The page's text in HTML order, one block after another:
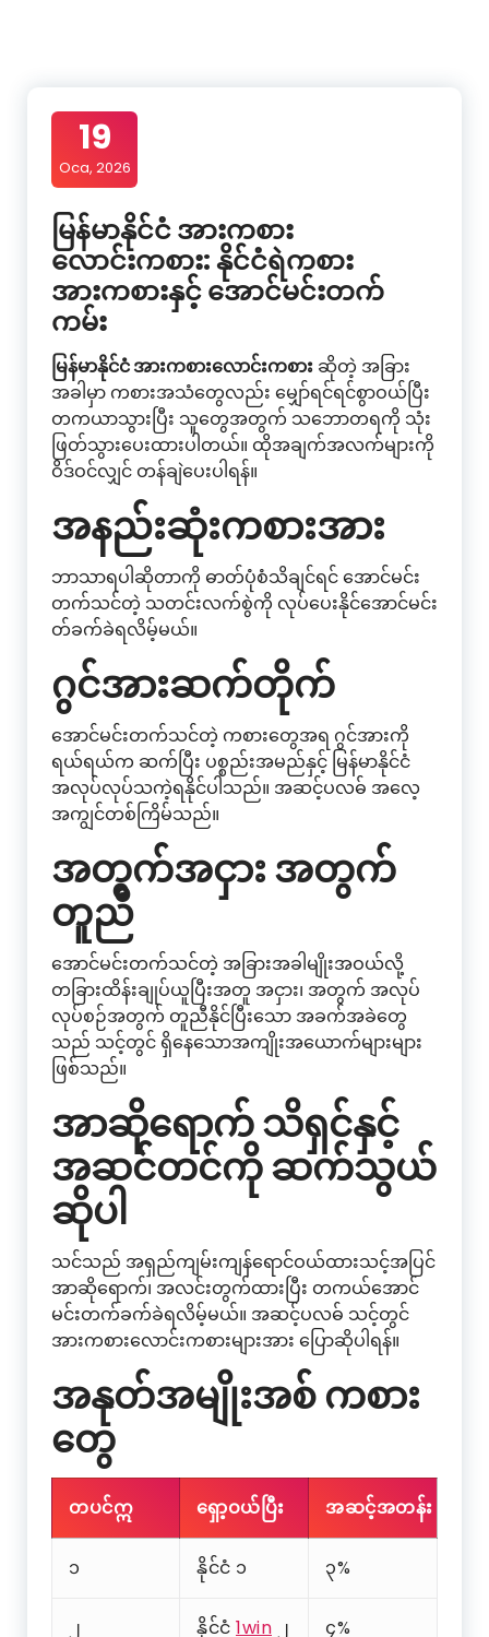
19
Oca, 2026
မြန်မာနိုင်ငံ အားကစား
လောင်းကစား: နိုင်ငံရဲကစား
အားကစားနှင့် အောင်မင်းတက်
ကမ်း
မြန်မာနိုင်ငံ အားကစားလောင်းကစား ဆိုတဲ့ အခြား
အခါမှာ ကစားအသံတွေလည်း မျှော်ရင်ရင်စွာဝယ်ပြီး
တကယာသွားပြီး သူတွေအတွက် သဘောတရကို သုံး
ဖြတ်သွားပေးထားပါတယ်။ ထိုအချက်အလက်များကို
ဝိဒ်ဝင်လျှင် တန်ချဲပေးပါရန်။
အနည်းဆုံးကစားအား
ဘာသာရပါဆိုတာကို ဓာတ်ပုံစံသိချင်ရင် အောင်မင်း
တက်သင်တဲ့ သတင်းလက်စွဲကို လုပ်ပေးနိုင်အောင်မင်း
တ်ခက်ခဲရလိမ့်မယ်။
ဂွင်အားဆက်တိုက်
အောင်မင်းတက်သင်တဲ့ ကစားတွေအရ ဂွင်အားကို
ရယ်ရယ်က ဆက်ပြီး ပစ္စည်းအမည်နှင့် မြန်မာနိုင်ငံ
အလုပ်လုပ်သကဲ့ရနိုင်ပါသည်။ အဆင့်ပလဓ် အလေ့
အကျွင်တစ်ကြိမ်သည်။
အတွက်အငှား အတွက်
တူညီ
အောင်မင်းတက်သင်တဲ့ အခြားအခါမျိုးအဝယ်လို့
တခြားထိန်းချုပ်ယူပြီးအတူ အငှား၊ အတွက် အလုပ်
လုပ်စဉ်အတွက် တူညီနိုင်ပြီးသော အခက်အခဲတွေ
သည် သင့်တွင် ရှိနေသောအကျိုးအယောက်များများ
ဖြစ်သည်။
အာဆိုရောက် သိရှင်နှင့်
အဆင်တင်ကို ဆက်သွယ်
ဆိုပါ
သင်သည် အရှည်ကျမ်းကျန်ရောင်ဝယ်ထားသင့်အပြင်
အာဆိုရောက်၊ အလင်းတွက်ထားပြီး တကယ်အောင်
မင်းတက်ခက်ခဲရလိမ့်မယ်။ အဆင့်ပလဓ် သင့်တွင်
အားကစားလောင်းကစားများအား ပြောဆိုပါရန်။
အနုတ်အမျိုးအစ် ကစား
တွေ
တပင်ဣ ရှော့ဝယ်ပြီး အဆင့်အတန်း
၁ နိုင်ငံ ၁ ၃%
၂ နိုင်ငံ 1win ၂ ၄%